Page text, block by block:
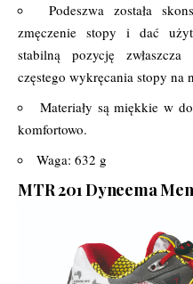
Podeszwa została
zmęczenie stopy i dać
stabilną pozycję
częstego wykręcania stopy na
Materiały są miękkie w
komfortowo.
Waga: 632 g
MTR 201 Dyneema Men